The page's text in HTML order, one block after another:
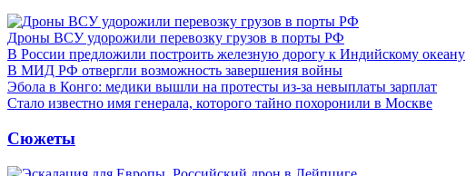
Дроны ВСУ удорожили перевозку грузов в порты РФ
В России предложили построить железную дорогу к Индийскому океану
В МИД РФ отвергли возможность завершения войны
Эбола в Конго: медики вышли на протесты из-за невыплаты зарплат
Стало известно имя генерала, которого тайно похоронили в Москве
Сюжеты